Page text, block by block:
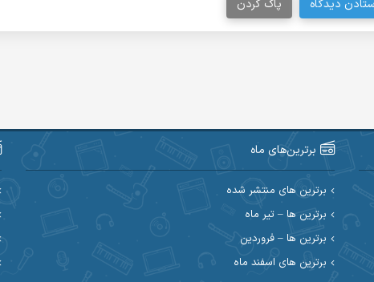
دیدگاه پاک کردن
برترین‌های ماه
برترین های منتشر شده
برترین ها – تیر ماه
برترین ها – فروردین
برترین های اسفند ماه